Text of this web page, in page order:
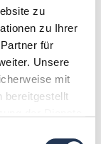
zu
zu Ihrer
für
Unsere
mit
bereitgestellt
im